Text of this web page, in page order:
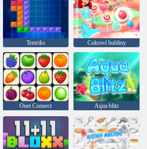
Tentriks Cukroví bubliny
Onet Connect Aqua blitz